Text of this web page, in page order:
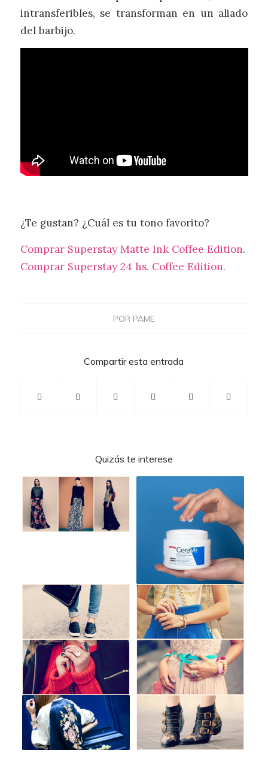
intransferibles, se transforman en un aliado
del barbijo.
¿Te gustan? ¿Cuál es tu tono favorito?
Comprar Superstay Matte Ink Coffee Edition.
Comprar Superstay 24 hs. Coffee Edition.
POR PAME
Compartir esta entrada
Quizás te interese